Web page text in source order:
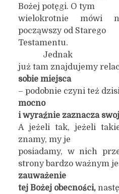
Bożej potęgi. O tym
wielokrotnie mówi
począwszy od Starego
Testamentu.
Jednak
już tam znajdujemy
sobie miejsca
– podobnie czyni też
mocno
i wyraźnie zaznacza
A jeżeli tak, jeżeli
znamy, my je
posiadamy, w nich
strony bardzo ważnym
zauważenie
tej Bożej obecności,